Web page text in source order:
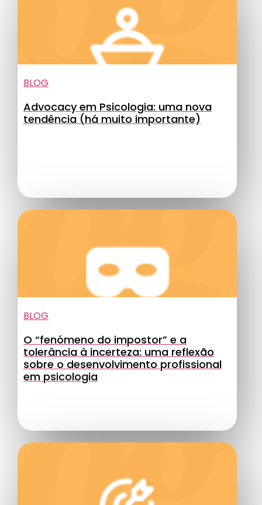
BLOG
Advocacy em Psicologia: uma nova
tendência (há muito importante)
BLOG
O “fenómeno do impostor” e a
tolerância à incerteza: uma reflexão
sobre o desenvolvimento profissional
em psicologia